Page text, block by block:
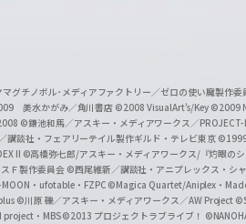
b
e
O
f
f
グチノボル･メディアファクトリー／ゼロの使い魔製作委
美水かがみ／角川書店 ©2008 VisualArt's/Key ©2009
©鎌池和馬／アスキー・メディアワークス／PROJECT-
講談社・フェアリーテイル製作ギルド・テレビ東京
II ©高橋弥七郎/アスキー・メディアワークス/『灼眼の
Ｆ製作委員会 ©西尾維新／講談社・アニプレックス・シ
・ufotable・FZPC ©Magica Quartet/Aniplex・
©川原 礫／アスキー・メディアワークス／AW Project
・MBS ©2013 プロジェクトラブライブ！